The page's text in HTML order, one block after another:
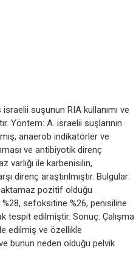
suşunun RIA kullanımı ve
Yöntem: A. israelii suşlarının
anaerob indikatörler ve
ve antibiyotik direnç
varlığı ile karbenisilin,
araştırılmıştır. Bulgular:
laktamaz pozitif olduğu
sefoksitine %26, penisiline
tespit edilmiştir. Sonuç: Çalışma
edilmiş ve özellikle
bunun neden olduğu pelvik